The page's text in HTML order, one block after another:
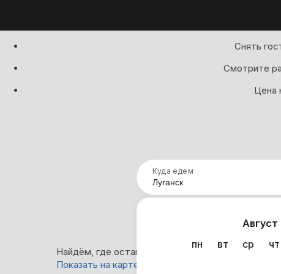
Снять
Смотрите
Цена
Куда едем
Август
пн
вт ср чт
Найдём, где остановиться в Луганске: 4 варианта
Показать на карте